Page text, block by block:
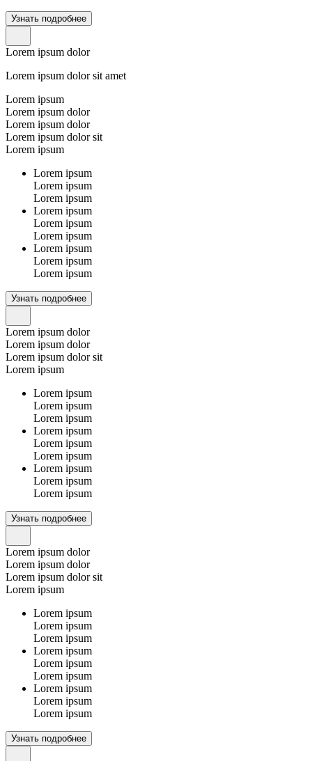
Узнать подробнее
Lorem ipsum dolor
Lorem ipsum dolor sit amet
Lorem ipsum
Lorem ipsum dolor
Lorem ipsum dolor
Lorem ipsum dolor sit
Lorem ipsum
Lorem ipsum
Lorem ipsum
Lorem ipsum
Lorem ipsum
Lorem ipsum
Lorem ipsum
Lorem ipsum
Lorem ipsum
Lorem ipsum
Узнать подробнее
Lorem ipsum dolor
Lorem ipsum dolor
Lorem ipsum dolor sit
Lorem ipsum
Lorem ipsum
Lorem ipsum
Lorem ipsum
Lorem ipsum
Lorem ipsum
Lorem ipsum
Lorem ipsum
Lorem ipsum
Lorem ipsum
Узнать подробнее
Lorem ipsum dolor
Lorem ipsum dolor
Lorem ipsum dolor sit
Lorem ipsum
Lorem ipsum
Lorem ipsum
Lorem ipsum
Lorem ipsum
Lorem ipsum
Lorem ipsum
Lorem ipsum
Lorem ipsum
Lorem ipsum
Узнать подробнее